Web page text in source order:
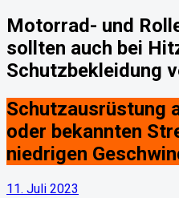
Motorrad- und
sollten auch bei
Schutzbekleidung
Schutzausrüstung
oder bekannten
niedrigen
11. Juli 2023